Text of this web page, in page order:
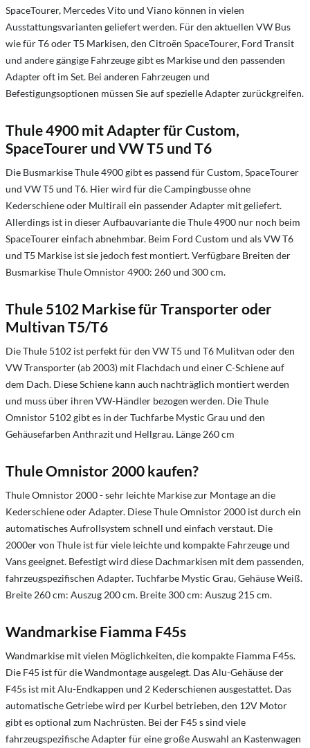
SpaceTourer, Mercedes Vito und Viano können in vielen
Ausstattungsvarianten geliefert werden. Für den aktuellen VW Bus
wie für T6 oder T5 Markisen, den Citroën SpaceTourer, Ford Transit
und andere gängige Fahrzeuge gibt es Markise und den passenden
Adapter oft im Set. Bei anderen Fahrzeugen und
Befestigungsoptionen müssen Sie auf spezielle Adapter zurückgreifen.
Thule 4900 mit Adapter für Custom,
SpaceTourer und VW T5 und T6
Die Busmarkise Thule 4900 gibt es passend für Custom, SpaceTourer
und VW T5 und T6. Hier wird für die Campingbusse ohne
Kederschiene oder Multirail ein passender Adapter mit geliefert.
Allerdings ist in dieser Aufbauvariante die Thule 4900 nur noch beim
SpaceTourer einfach abnehmbar. Beim Ford Custom und als VW T6
und T5 Markise ist sie jedoch fest montiert. Verfügbare Breiten der
Busmarkise Thule Omnistor 4900: 260 und 300 cm.
Thule 5102 Markise für Transporter oder
Multivan T5/T6
Die Thule 5102 ist perfekt für den VW T5 und T6 Mulitvan oder den
VW Transporter (ab 2003) mit Flachdach und einer C-Schiene auf
dem Dach. Diese Schiene kann auch nachträglich montiert werden
und muss über ihren VW-Händler bezogen werden. Die Thule
Omnistor 5102 gibt es in der Tuchfarbe Mystic Grau und den
Gehäusefarben Anthrazit und Hellgrau. Länge 260 cm
Thule Omnistor 2000 kaufen?
Thule Omnistor 2000 - sehr leichte Markise zur Montage an die
Kederschiene oder Adapter. Diese Thule Omnistor 2000 ist durch ein
automatisches Aufrollsystem schnell und einfach verstaut. Die
2000er von Thule ist für viele leichte und kompakte Fahrzeuge und
Vans geeignet. Befestigt wird diese Dachmarkisen mit dem passenden,
fahrzeugspezifischen Adapter. Tuchfarbe Mystic Grau, Gehäuse Weiß.
Breite 260 cm: Auszug 200 cm. Breite 300 cm: Auszug 215 cm.
Wandmarkise Fiamma F45s
Wandmarkise mit vielen Möglichkeiten, die kompakte Fiamma F45s.
Die F45 ist für die Wandmontage ausgelegt. Das Alu-Gehäuse der
F45s ist mit Alu-Endkappen und 2 Kederschienen ausgestattet. Das
automatische Getriebe wird per Kurbel betrieben, den 12V Motor
gibt es optional zum Nachrüsten. Bei der F45 s sind viele
fahrzeugspezifische Adapter für eine große Auswahl an Kastenwagen